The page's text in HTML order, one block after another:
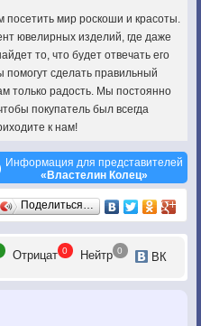
мир роскоши и красоты.
ювелирных изделий, где даже
то, что будет отвечать его
помогут сделать правильный
только радость. Мы постоянно
покупатель был всегда
к нам!
Информация для представителей
«Властелин Колец»
Поделиться…
Отрицат 0 Нейтр 0 ВК